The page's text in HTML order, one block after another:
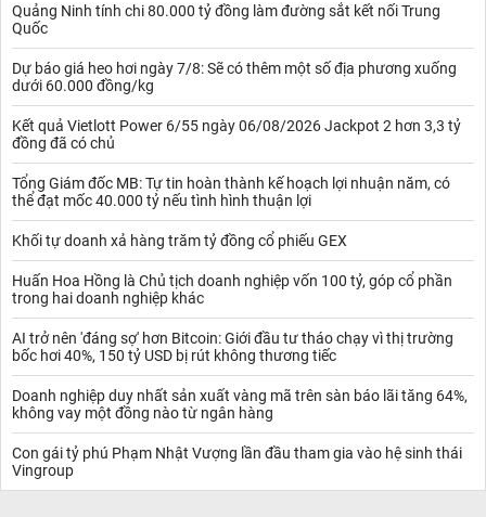
Quảng Ninh tính chi 80.000 tỷ đồng làm đường sắt kết nối Trung
Quốc
Dự báo giá heo hơi ngày 7/8: Sẽ có thêm một số địa phương xuống
dưới 60.000 đồng/kg
Kết quả Vietlott Power 6/55 ngày 06/08/2026 Jackpot 2 hơn 3,3 tỷ
đồng đã có chủ
Tổng Giám đốc MB: Tự tin hoàn thành kế hoạch lợi nhuận năm, có
thể đạt mốc 40.000 tỷ nếu tình hình thuận lợi
Khối tự doanh xả hàng trăm tỷ đồng cổ phiếu GEX
Huấn Hoa Hồng là Chủ tịch doanh nghiệp vốn 100 tỷ, góp cổ phần
trong hai doanh nghiệp khác
AI trở nên 'đáng sợ' hơn Bitcoin: Giới đầu tư tháo chạy vì thị trường
bốc hơi 40%, 150 tỷ USD bị rút không thương tiếc
Doanh nghiệp duy nhất sản xuất vàng mã trên sàn báo lãi tăng 64%,
không vay một đồng nào từ ngân hàng
Con gái tỷ phú Phạm Nhật Vượng lần đầu tham gia vào hệ sinh thái
Vingroup